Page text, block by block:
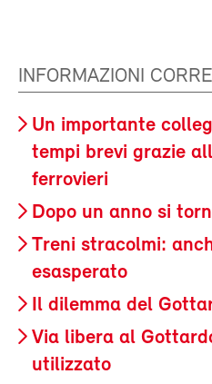
INFORMAZIONI
Un importante
tempi brevi grazie
ferrovieri
Dopo un anno si
Treni stracolmi:
esasperato
Il dilemma del
Via libera al
utilizzato